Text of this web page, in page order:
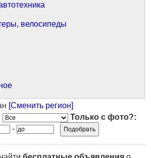
велосипеды
[Сменить регион]
Только с фото?:
-